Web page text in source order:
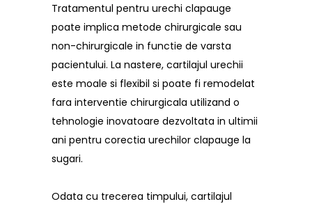
Tratamentul pentru urechi clapauge
poate implica metode chirurgicale sau
non-chirurgicale in functie de varsta
pacientului. La nastere, cartilajul urechii
este moale si flexibil si poate fi remodelat
fara interventie chirurgicala utilizand o
tehnologie inovatoare dezvoltata in ultimii
ani pentru corectia urechilor clapauge la
sugari.
Odata cu trecerea timpului, cartilajul